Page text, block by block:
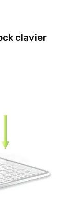
clavier